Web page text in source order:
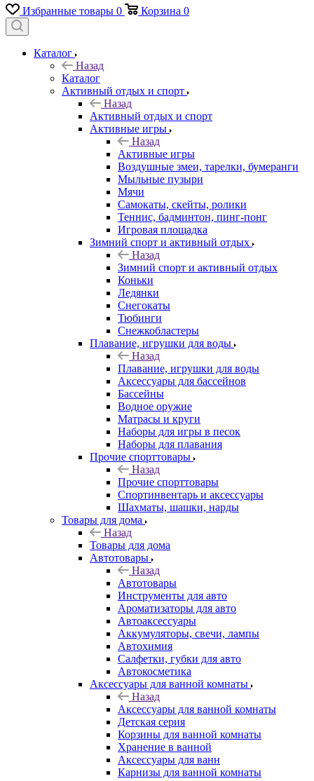
Избранные товары 0 Корзина 0
Каталог
Назад
Каталог
Активный отдых и спорт
Назад
Активный отдых и спорт
Активные игры
Назад
Активные игры
Воздушные змеи, тарелки, бумеранги
Мыльные пузыри
Мячи
Самокаты, скейты, ролики
Теннис, бадминтон, пинг-понг
Игровая площадка
Зимний спорт и активный отдых
Назад
Зимний спорт и активный отдых
Коньки
Ледянки
Снегокаты
Тюбинги
Снежкобластеры
Плавание, игрушки для воды
Назад
Плавание, игрушки для воды
Аксессуары для бассейнов
Бассейны
Водное оружие
Матрасы и круги
Наборы для игры в песок
Наборы для плавания
Прочие спорттовары
Назад
Прочие спорттовары
Спортинвентарь и аксессуары
Шахматы, шашки, нарды
Товары для дома
Назад
Товары для дома
Автотовары
Назад
Автотовары
Инструменты для авто
Ароматизаторы для авто
Автоаксессуары
Аккумуляторы, свечи, лампы
Автохимия
Салфетки, губки для авто
Автокосметика
Аксессуары для ванной комнаты
Назад
Аксессуары для ванной комнаты
Детская серия
Корзины для ванной комнаты
Хранение в ванной
Аксессуары для ванн
Карнизы для ванной комнаты